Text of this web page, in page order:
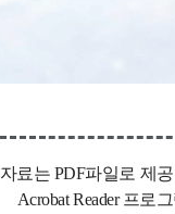
료는 PDF파일로 제
Acrobat Reader 프